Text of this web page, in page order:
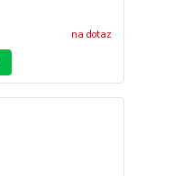
na dotaz